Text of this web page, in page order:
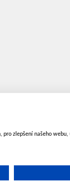
zlepšení našeho